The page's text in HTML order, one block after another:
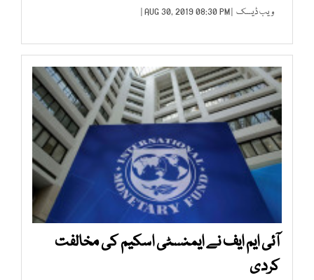
ویب ڈیسک | AUG 30, 2019 08:30 PM |
آئی ایم ایف نے ایمنسٹی اسکیم کی مخالفت
کردی